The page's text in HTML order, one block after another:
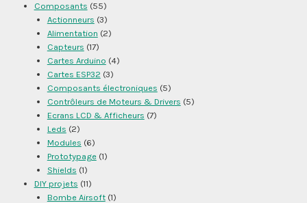
Composants (55)
Actionneurs (3)
Alimentation (2)
Capteurs (17)
Cartes Arduino (4)
Cartes ESP32 (3)
Composants électroniques (5)
Contrôleurs de Moteurs & Drivers (5)
Ecrans LCD & Afficheurs (7)
Leds (2)
Modules (6)
Prototypage(1)
Shields (1)
DIY projets (11)
Bombe Airsoft(1)